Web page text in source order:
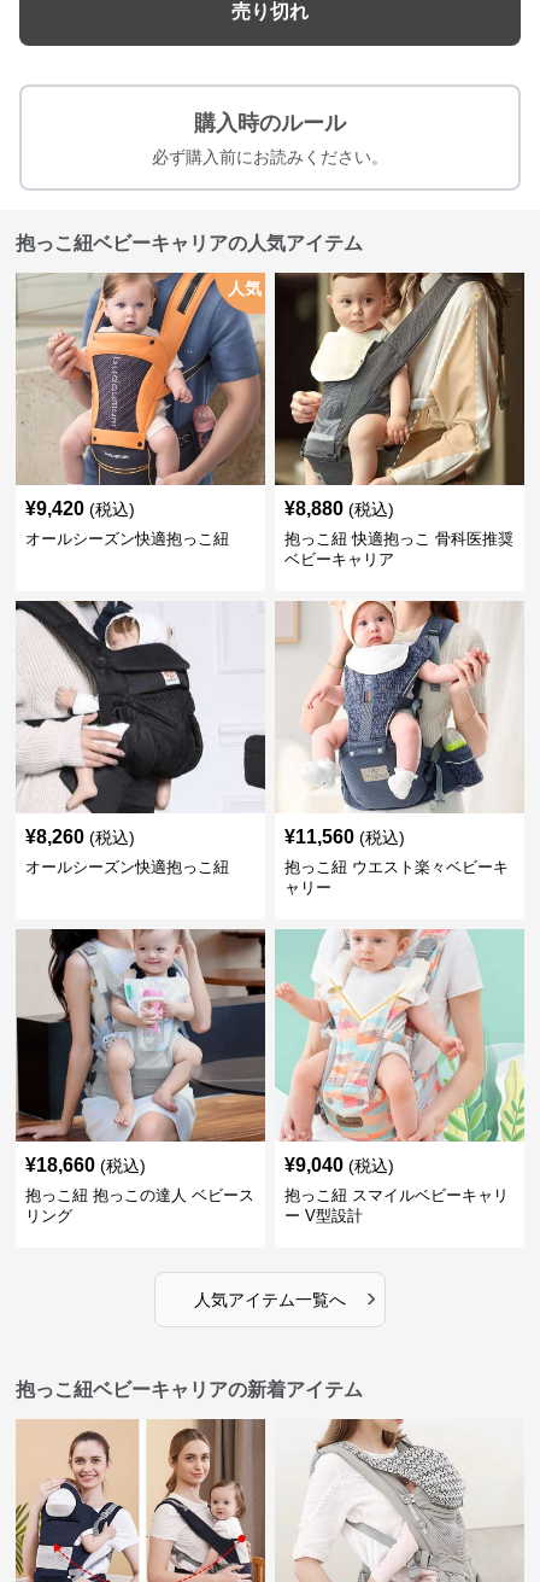
売り切れ
購入時のルール
必ず購入前にお読みください。
抱っこ紐ベビーキャリアの人気アイテム
人気
¥9,420 (税込)
オールシーズン快適抱っこ紐
¥8,880 (税込)
抱っこ紐 快適抱っこ 骨科医推奨
ベビーキャリア
¥8,260 (税込)
オールシーズン快適抱っこ紐
¥11,560 (税込)
抱っこ紐 ウエスト楽々ベビーキ
ャリー
¥18,660 (税込)
抱っこ紐 抱っこの達人 ベビース
リング
¥9,040 (税込)
抱っこ紐 スマイルベビーキャリ
ー V型設計
人気アイテム一覧へ ›
抱っこ紐ベビーキャリアの新着アイテム